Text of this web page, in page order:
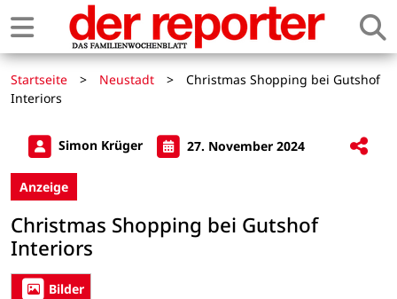
Startseite > Neustadt >
Christmas Shopping bei Gutshof
Interiors
Simon Krüger 27. November 2024
Anzeige
Christmas Shopping bei Gutshof
Interiors
Bilder